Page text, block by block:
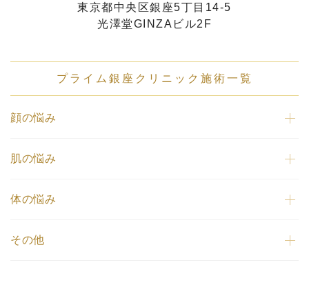
東京都中央区銀座5丁目14-5
光澤堂GINZAビル2F
プライム銀座クリニック施術一覧
顔の悩み
肌の悩み
体の悩み
その他